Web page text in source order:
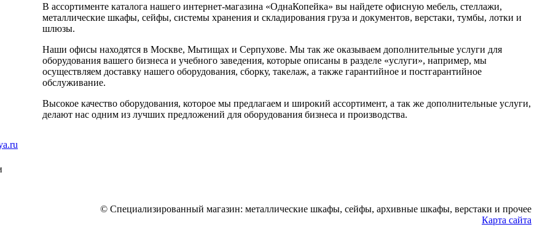
В ассортименте каталога нашего интернет-магазина «ОднаКопейка» вы найдете офисную мебель, стеллажи,
металлические шкафы, сейфы, системы хранения и складирования груза и документов, верстаки, тумбы, лотки и
шлюзы.
Наши офисы находятся в Москве, Мытищах и Серпухове. Мы так же оказываем дополнительные услуги для
оборудования вашего бизнеса и учебного заведения, которые описаны в разделе «услуги», например, мы
осуществляем доставку нашего оборудования, сборку, такелаж, а также гарантийное и постгарантийное
обслуживание.
Высокое качество оборудования, которое мы предлагаем и широкий ассортимент, а так же дополнительные услуги,
делают нас одним из лучших предложений для оборудования бизнеса и производства.
© Специализированный магазин: металлические шкафы, сейфы, архивные шкафы, верстаки и прочее
Карта сайта